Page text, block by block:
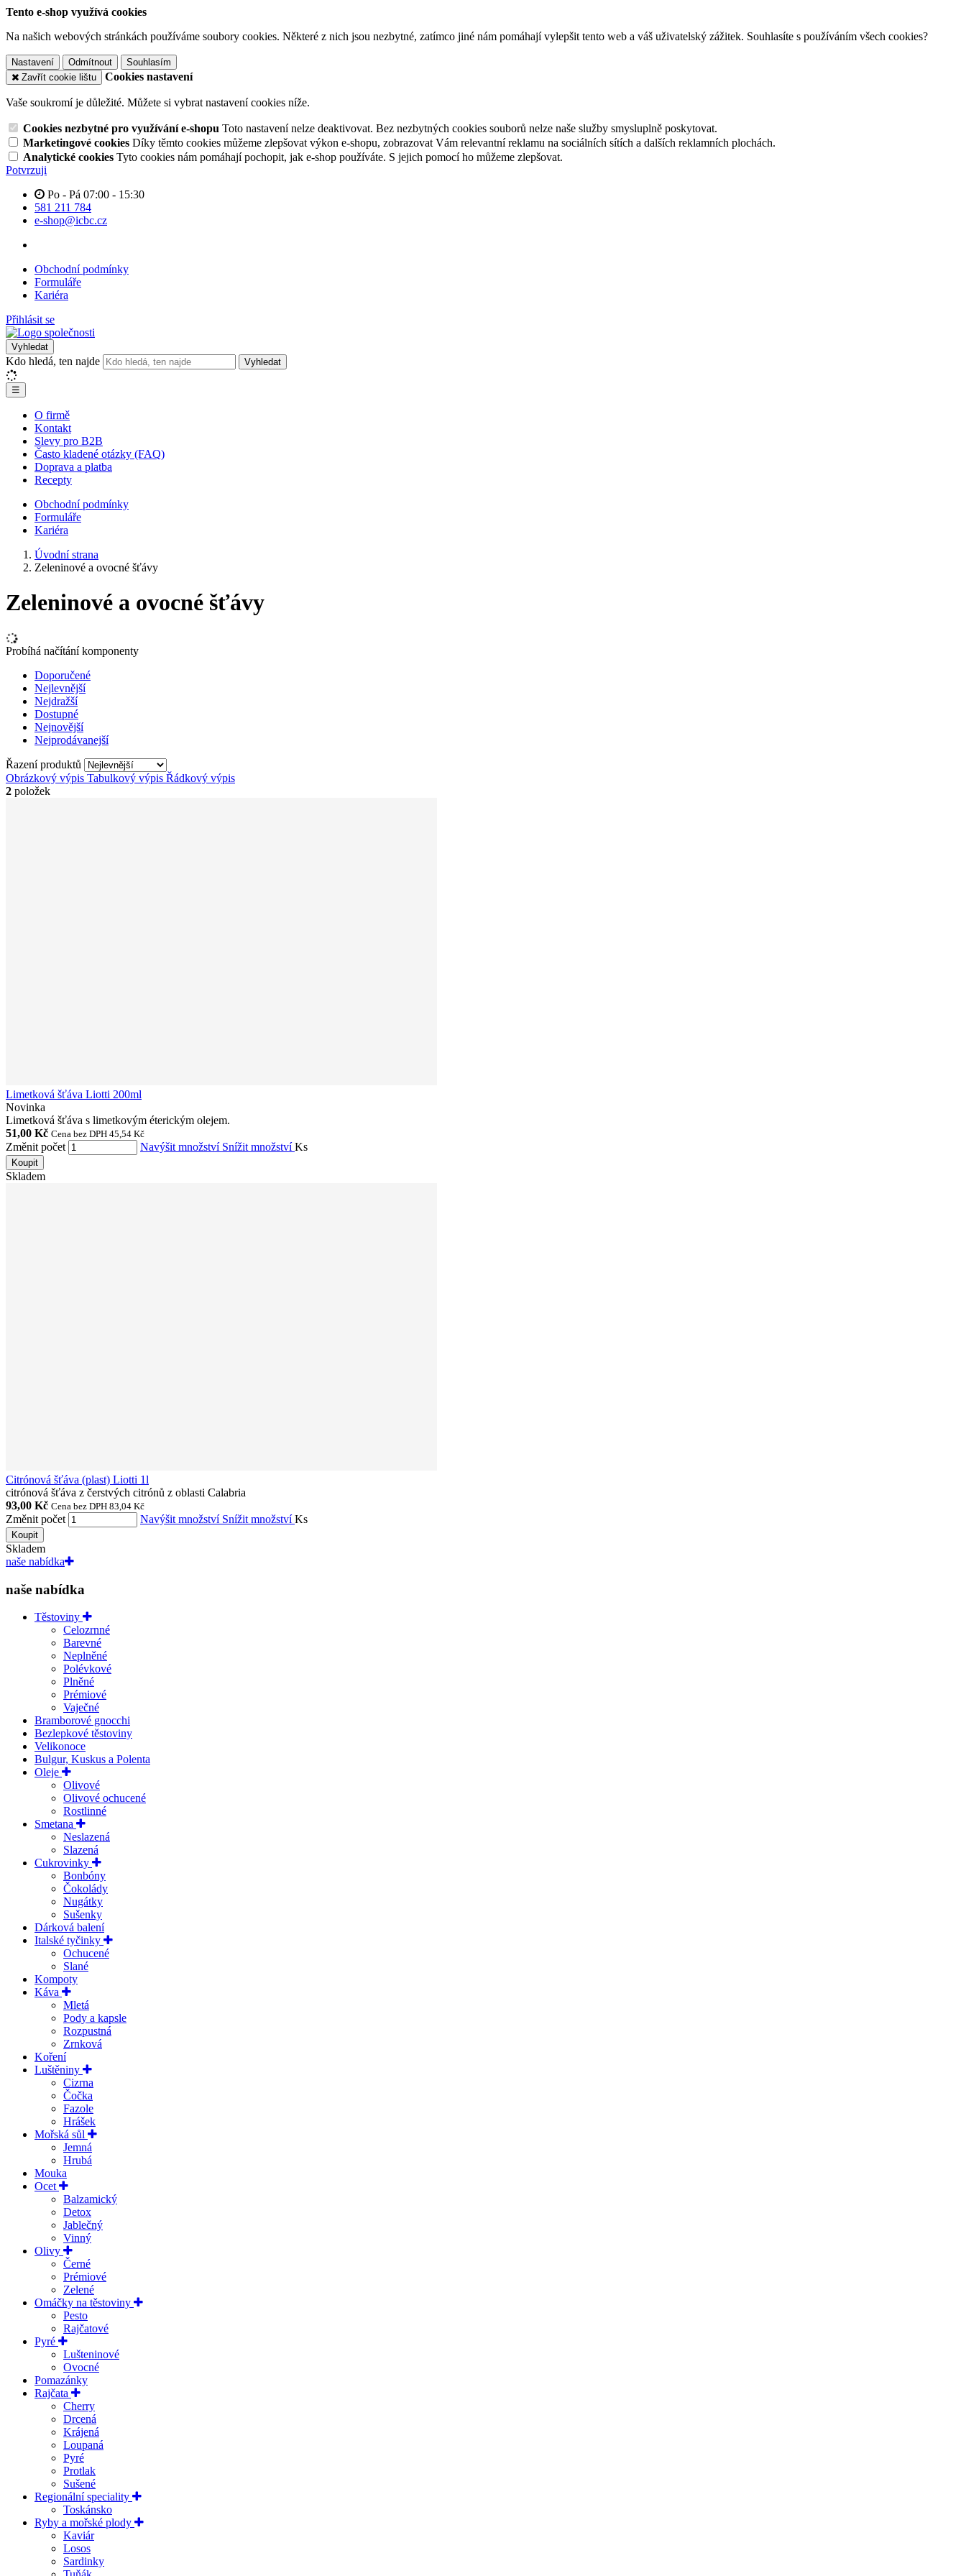
Tento e-shop využívá cookies
Na našich webových stránkách používáme soubory cookies. Některé z nich jsou nezbytné, zatímco jiné nám pomáhají vylepšit tento web a váš uživatelský zážitek. Souhlasíte s používáním všech cookies?
Nastavení Odmítnout
Souhlasím
Zavřít cookie lištu
Cookies nastavení
Vaše soukromí je důležité. Můžete si vybrat nastavení cookies níže.
Cookies nezbytné pro využívání e-shopu Toto nastavení nelze deaktivovat. Bez nezbytných cookies souborů nelze naše služby smysluplně poskytovat.
Marketingové cookies Díky těmto cookies můžeme zlepšovat výkon e-shopu, zobrazovat Vám relevantní reklamu na sociálních sítích a dalších reklamních plochách.
Analytické cookies Tyto cookies nám pomáhají pochopit, jak e-shop používáte. S jejich pomocí ho můžeme zlepšovat.
Potvrzuji
Po - Pá 07:00 - 15:30
581 211 784
e-shop@icbc.cz
Obchodní podmínky
Formuláře
Kariéra
Přihlásit se
Vyhledat
Kdo hledá, ten najde Vyhledat
☰
O firmě
Kontakt
Slevy pro B2B
Často kladené otázky (FAQ)
Doprava a platba
Recepty
Obchodní podmínky
Formuláře
Kariéra
Úvodní strana
Zeleninové a ovocné šťávy
Zeleninové a ovocné šťávy
Probíhá načítání komponenty
Doporučené
Nejlevnější
Nejdražší
Dostupné
Nejnovější
Nejprodávanejší
Řazení produktů
Obrázkový výpis Tabulkový výpis Řádkový výpis
2 položek
Limetková šťáva Liotti 200ml
Novinka
Limetková šťáva s limetkovým éterickým olejem.
51,00 Kč Cena bez DPH 45,54 Kč
Změnit počet Navýšit množství Snížit množstvíKs
Koupit
Skladem
Citrónová šťáva (plast) Liotti 1l
citrónová šťáva z čerstvých citrónů z oblasti Calabria
93,00 Kč Cena bez DPH 83,04 Kč
Změnit počet Navýšit množství Snížit množstvíKs
Koupit
Skladem
naše nabídka
naše nabídka
Těstoviny
Celozrnné
Barevné
Neplněné
Polévkové
Plněné
Prémiové
Vaječné
Bramborové gnocchi
Bezlepkové těstoviny
Velikonoce
Bulgur, Kuskus a Polenta
Oleje
Olivové
Olivové ochucené
Rostlinné
Smetana
Neslazená
Slazená
Cukrovinky
Bonbóny
Čokolády
Nugátky
Sušenky
Dárková balení
Italské tyčinky
Ochucené
Slané
Kompoty
Káva
Mletá
Pody a kapsle
Rozpustná
Zrnková
Koření
Luštěniny
Cizrna
Čočka
Fazole
Hrášek
Mořská sůl
Jemná
Hrubá
Mouka
Ocet
Balzamický
Detox
Jablečný
Vinný
Olivy
Černé
Prémiové
Zelené
Omáčky na těstoviny
Pesto
Rajčatové
Pyré
Lušteninové
Ovocné
Pomazánky
Rajčata
Cherry
Drcená
Krájená
Loupaná
Pyré
Protlak
Sušené
Regionální speciality
Toskánsko
Ryby a mořské plody
Kaviár
Losos
Sardinky